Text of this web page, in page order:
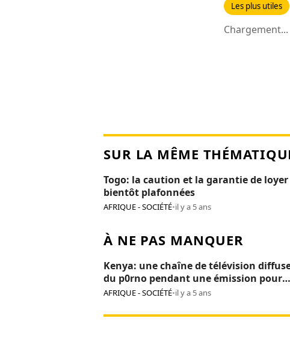
Les plus utiles
Chargement...
SUR LA MÊME
Togo: la caution et la garantie de loyer
bientôt plafonnées
AFRIQUE - SOCIÉTÉ•il y a 5 ans
À NE PAS MANQUER
Kenya: une chaîne de télévision
du p0rno pendant une émission pour
enfants
AFRIQUE - SOCIÉTÉ•il y a 5 ans